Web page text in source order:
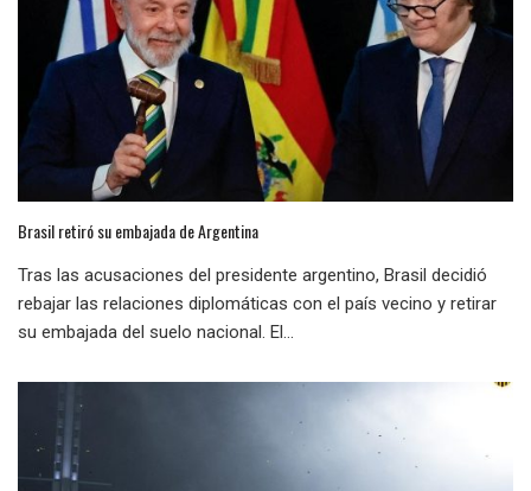
Brasil retiró su embajada de Argentina
Tras las acusaciones del presidente argentino, Brasil decidió
rebajar las relaciones diplomáticas con el país vecino y retirar
su embajada del suelo nacional. El...